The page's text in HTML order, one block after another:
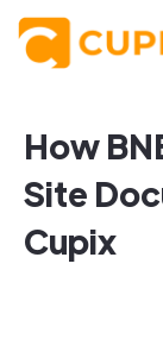
How
Site
Cupix